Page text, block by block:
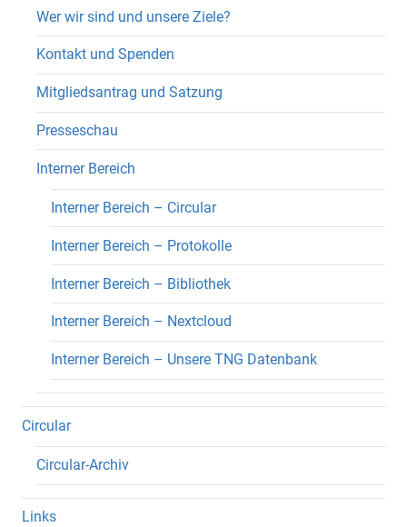
Wer wir sind und unsere Ziele?
Kontakt und Spenden
Mitgliedsantrag und Satzung
Presseschau
Interner Bereich
Interner Bereich – Circular
Interner Bereich – Protokolle
Interner Bereich – Bibliothek
Interner Bereich – Nextcloud
Interner Bereich – Unsere TNG Datenbank
Circular
Circular-Archiv
Links